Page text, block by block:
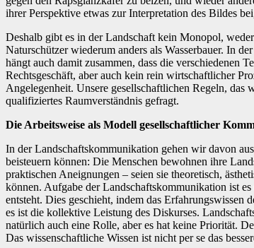
ihrer Perspektive etwas zur Interpretation des Bildes
Deshalb gibt es in der Landschaft kein Monopol,
Naturschützer wiederum anders als Wasserbauer. In
hängt auch damit zusammen, dass die verschiedenen
Rechtsgeschäft, aber auch kein rein wirtschaftlicher
Angelegenheit. Unsere gesellschaftlichen Regeln,
qualifiziertes Raumverständnis gefragt.
Die Arbeitsweise als Modell gesellschaftlicher
In der Landschaftskommunikation gehen wir davon
beisteuern können: Die Menschen bewohnen ihre
praktischen Aneignungen – seien sie theoretisch,
können. Aufgabe der Landschaftskommunikation ist
entsteht. Dies geschieht, indem das
es ist die kollektive Leistung des Diskurses.
natürlich auch eine Rolle, aber es hat keine Priorität.
Das wissenschaftliche Wissen ist nicht per se das